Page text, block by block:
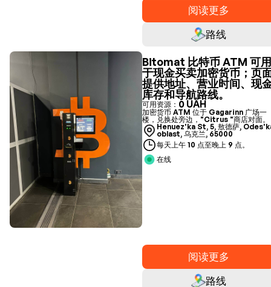
阅读更多
路线
Bitomat 比特币 ATM 可用
于现金买卖加密货币；页
提供地址、营业时间、现
库存和导航路线。
可用资源： 0 UAH
加密货币 ATM 位于 Gagarinn 广场一
楼，兑换处旁边，"Citrus "商店对面。
Henuez'ka St, 5, 敖德萨,
oblast, 乌克兰, 65000
每天上午 10 点至晚上 9 点。
在线
阅读更多
路线